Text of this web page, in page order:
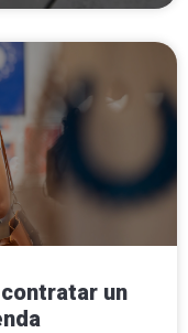
un